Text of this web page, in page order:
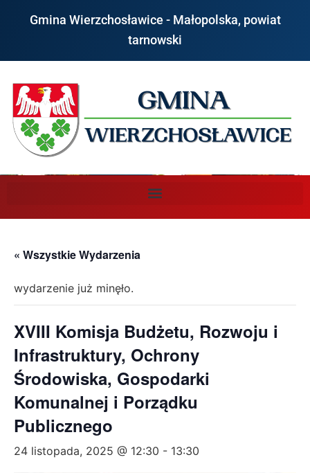
Gmina Wierzchosławice - Małopolska, powiat
tarnowski
« Wszystkie Wydarzenia
wydarzenie już minęło.
XVIII Komisja Budżetu, Rozwoju i
Infrastruktury, Ochrony
Środowiska, Gospodarki
Komunalnej i Porządku
Publicznego
24 listopada, 2025 @ 12:30 - 13:30